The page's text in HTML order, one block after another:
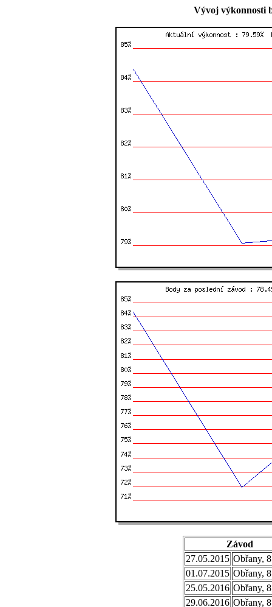
Vývoj výkonnosti
Závod
27.05.2015 Obřany,
01.07.2015 Obřany,
25.05.2016 Obřany,
29.06.2016 Obřany,